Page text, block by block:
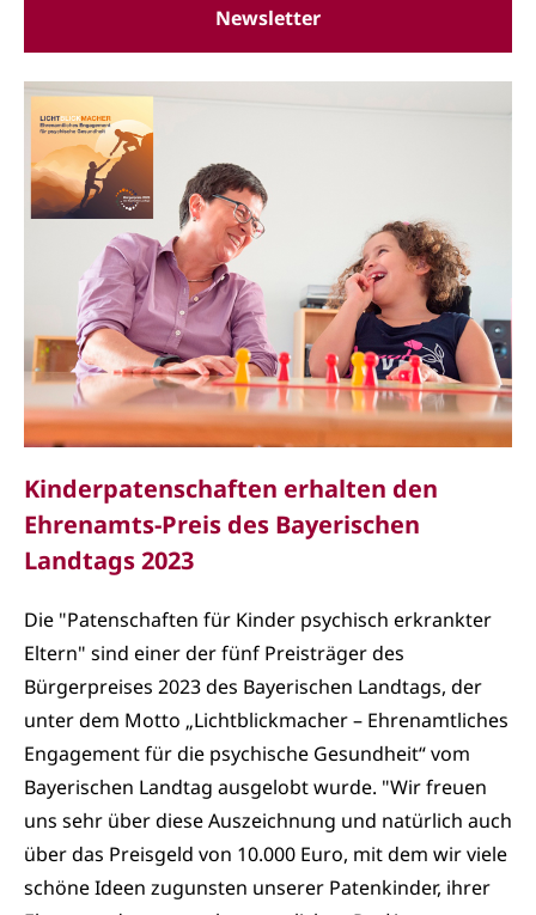
Newsletter
Kinderpatenschaften erhalten den
Ehrenamts-Preis des Bayerischen
Landtags 2023
Die "Patenschaften für Kinder psychisch erkrankter
Eltern" sind einer der fünf Preisträger des
Bürgerpreises 2023 des Bayerischen Landtags, der
unter dem Motto „Lichtblickmacher – Ehrenamtliches
Engagement für die psychische Gesundheit“ vom
Bayerischen Landtag ausgelobt wurde. "Wir freuen
uns sehr über diese Auszeichnung und natürlich auch
über das Preisgeld von 10.000 Euro, mit dem wir viele
schöne Ideen zugunsten unserer Patenkinder, ihrer